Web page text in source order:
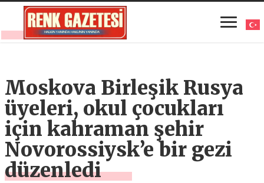
Moskova Birleşik Rusya
üyeleri, okul çocukları
için kahraman şehir
Novorossiysk’e bir gezi
düzenledi